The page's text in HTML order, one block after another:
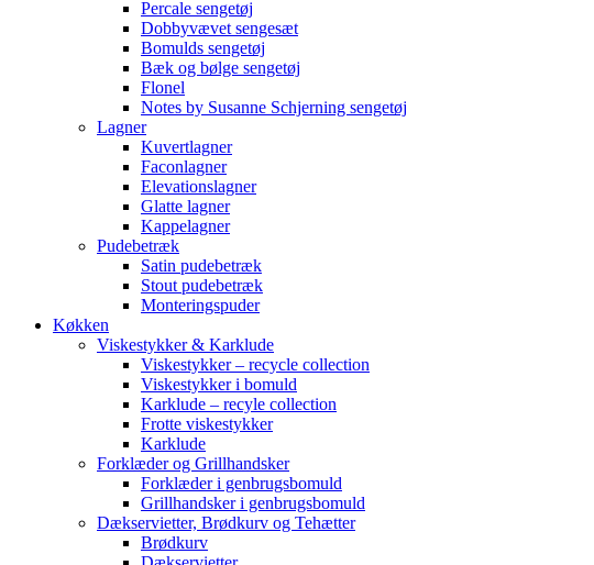
Percale sengetøj
Dobbyvævet sengesæt
Bomulds sengetøj
Bæk og bølge sengetøj
Flonel
Notes by Susanne Schjerning sengetøj
Lagner
Kuvertlagner
Faconlagner
Elevationslagner
Glatte lagner
Kappelagner
Pudebetræk
Satin pudebetræk
Stout pudebetræk
Monteringspuder
Køkken
Viskestykker & Karklude
Viskestykker – recycle collection
Viskestykker i bomuld
Karklude – recyle collection
Frotte viskestykker
Karklude
Forklæder og Grillhandsker
Forklæder i genbrugsbomuld
Grillhandsker i genbrugsbomuld
Dækservietter, Brødkurv og Tehætter
Brødkurv